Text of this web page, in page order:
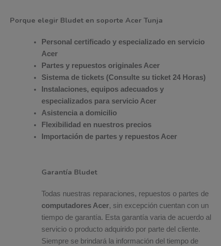
Porque elegir Bludet en soporte Acer Tunja
Personal certificado y especializado en servicio
Acer
Partes y repuestos originales Acer
Sistema de tickets (Consulte su ticket 24 Horas)
Instalaciones, equipos adecuados y
especializados para servicio Acer
Asistencia a domicilio
Flexibilidad en nuestros precios
Importación de partes y repuestos Acer
Garantía Bludet
Todas nuestras reparaciones, repuestos o partes de
computadores Acer, sin excepción cuentan con un
tiempo de garantía. Esta garantía varia de acuerdo al
servicio o producto adquirido por parte del cliente.
Siempre se brindará la información del tiempo de